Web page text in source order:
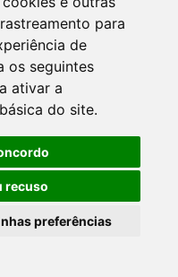
para
de
os seguintes
ativar a
do site.
recuso
preferências